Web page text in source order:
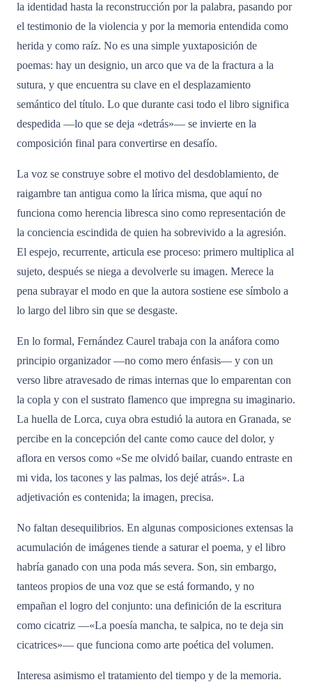
la identidad hasta la reconstrucción por la palabra, pasando por
el testimonio de la violencia y por la memoria entendida como
herida y como raíz. No es una simple yuxtaposición de
poemas: hay un designio, un arco que va de la fractura a la
sutura, y que encuentra su clave en el desplazamiento
semántico del título. Lo que durante casi todo el libro significa
despedida —lo que se deja «detrás»— se invierte en la
composición final para convertirse en desafío.
La voz se construye sobre el motivo del desdoblamiento, de
raigambre tan antigua como la lírica misma, que aquí no
funciona como herencia libresca sino como representación de
la conciencia escindida de quien ha sobrevivido a la agresión.
El espejo, recurrente, articula ese proceso: primero multiplica al
sujeto, después se niega a devolverle su imagen. Merece la
pena subrayar el modo en que la autora sostiene ese símbolo a
lo largo del libro sin que se desgaste.
En lo formal, Fernández Caurel trabaja con la anáfora como
principio organizador —no como mero énfasis— y con un
verso libre atravesado de rimas internas que lo emparentan con
la copla y con el sustrato flamenco que impregna su imaginario.
La huella de Lorca, cuya obra estudió la autora en Granada, se
percibe en la concepción del cante como cauce del dolor, y
aflora en versos como «Se me olvidó bailar, cuando entraste en
mi vida, los tacones y las palmas, los dejé atrás». La
adjetivación es contenida; la imagen, precisa.
No faltan desequilibrios. En algunas composiciones extensas la
acumulación de imágenes tiende a saturar el poema, y el libro
habría ganado con una poda más severa. Son, sin embargo,
tanteos propios de una voz que se está formando, y no
empañan el logro del conjunto: una definición de la escritura
como cicatriz —«La poesía mancha, te salpica, no te deja sin
cicatrices»— que funciona como arte poética del volumen.
Interesa asimismo el tratamiento del tiempo y de la memoria.